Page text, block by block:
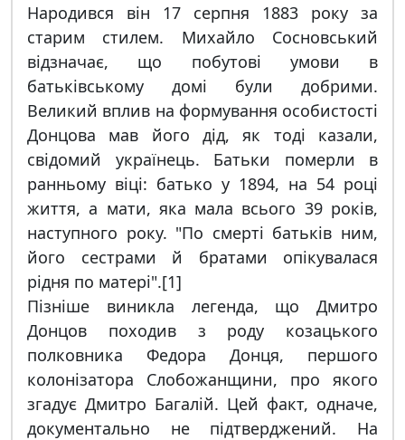
Народився він 17 серпня 1883 року за
старим стилем. Михайло Сосновський
відзначає, що побутові умови в
батьківському домі були добрими.
Великий вплив на формування особистості
Донцова мав його дід, як тоді казали,
свідомий українець. Батьки померли в
ранньому віці: батько у 1894, на 54 році
життя, а мати, яка мала всього 39 років,
наступного року. "По смерті батьків ним,
його сестрами й братами опікувалася
рідня по матері".[1]
Пізніше виникла легенда, що Дмитро
Донцов походив з роду козацького
полковника Федора Донця, першого
колонізатора Слобожанщини, про якого
згадує Дмитро Багалій. Цей факт, одначе,
документально не підтверджений. На